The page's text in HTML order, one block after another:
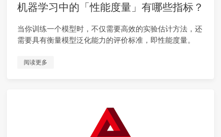
机器学习中的「性能度量」有哪些指标？
当你训练一个模型时，不仅需要高效的实验估计方法，还
需要具有衡量模型泛化能力的评价标准，即性能度量。
阅读更多